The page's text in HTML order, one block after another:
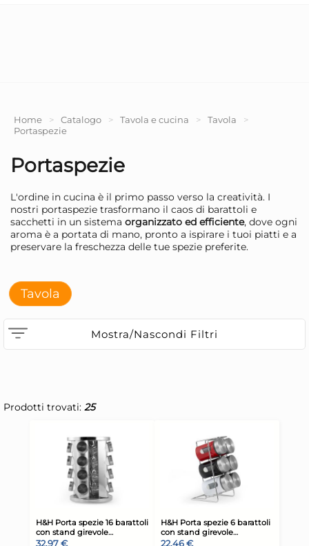
Home > Catalogo > Tavola e cucina > Tavola
>
Portaspezie
Portaspezie
L'ordine in cucina è il primo passo verso la creatività. I
nostri portaspezie trasformano il caos di barattoli e
sacchetti in un sistema organizzato ed efficiente, dove ogni
aroma è a portata di mano, pronto a ispirare i tuoi piatti e a
preservare la freschezza delle tue spezie preferite.
Tavola
Mostra/Nascondi Filtri
Prodotti trovati: 25